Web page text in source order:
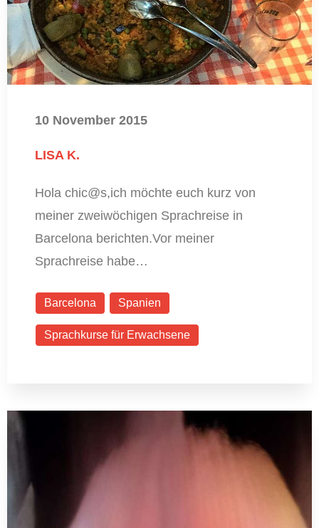
10 November 2015
LISA K.
Hola chic@s,ich möchte euch kurz von
meiner zweiwöchigen Sprachreise in
Barcelona berichten.Vor meiner
Sprachreise habe…
Barcelona Spanien
Sprachkurse für Erwachsene